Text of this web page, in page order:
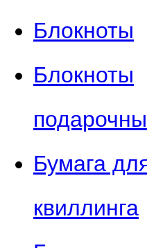
Блокноты
Блокноты
Бумага
квиллинга